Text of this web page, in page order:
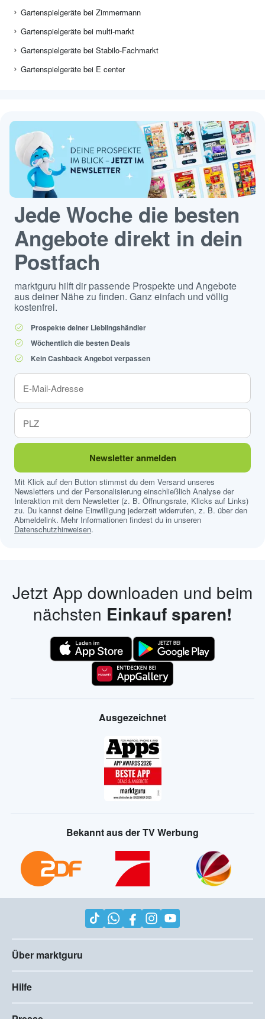
Gartenspielgeräte bei Zimmermann
Gartenspielgeräte bei multi-markt
Gartenspielgeräte bei Stabilo-Fachmarkt
Gartenspielgeräte bei E center
Jede Woche die besten
Angebote direkt in dein
Postfach
marktguru hilft dir passende Prospekte und Angebote
aus deiner Nähe zu finden. Ganz einfach und völlig
kostenfrei.
Prospekte deiner Lieblingshändler
Wöchentlich die besten Deals
Kein Cashback Angebot verpassen
Newsletter anmelden
Mit Klick auf den Button stimmst du dem Versand unseres
Newsletters und der Personalisierung einschließlich Analyse der
Interaktion mit dem Newsletter (z. B. Öffnungsrate, Klicks auf Links)
zu. Du kannst deine Einwilligung jederzeit widerrufen, z. B. über den
Abmeldelink. Mehr Informationen findest du in unseren
Datenschutzhinweisen.
Jetzt App downloaden und beim
nächsten Einkauf sparen!
Ausgezeichnet
Bekannt aus der TV Werbung
Über marktguru
Hilfe